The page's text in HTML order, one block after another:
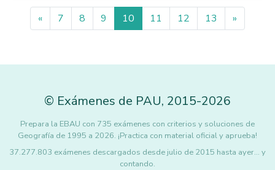
« 7 8 9 10 11 12 13 »
© Exámenes de PAU, 2015-2026
Prepara la EBAU con 735 exámenes con criterios y soluciones de
Geografía de 1995 a 2026. ¡Practica con material oficial y aprueba!
37.277.803 exámenes descargados desde julio de 2015 hasta ayer... y
contando.